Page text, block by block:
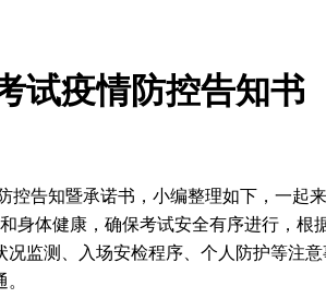
试疫情防控告知书
告知暨承诺书，小编整理如下，一起来
体健康，确保考试安全有序进行，根
监测、入场安检程序、个人防护等注意